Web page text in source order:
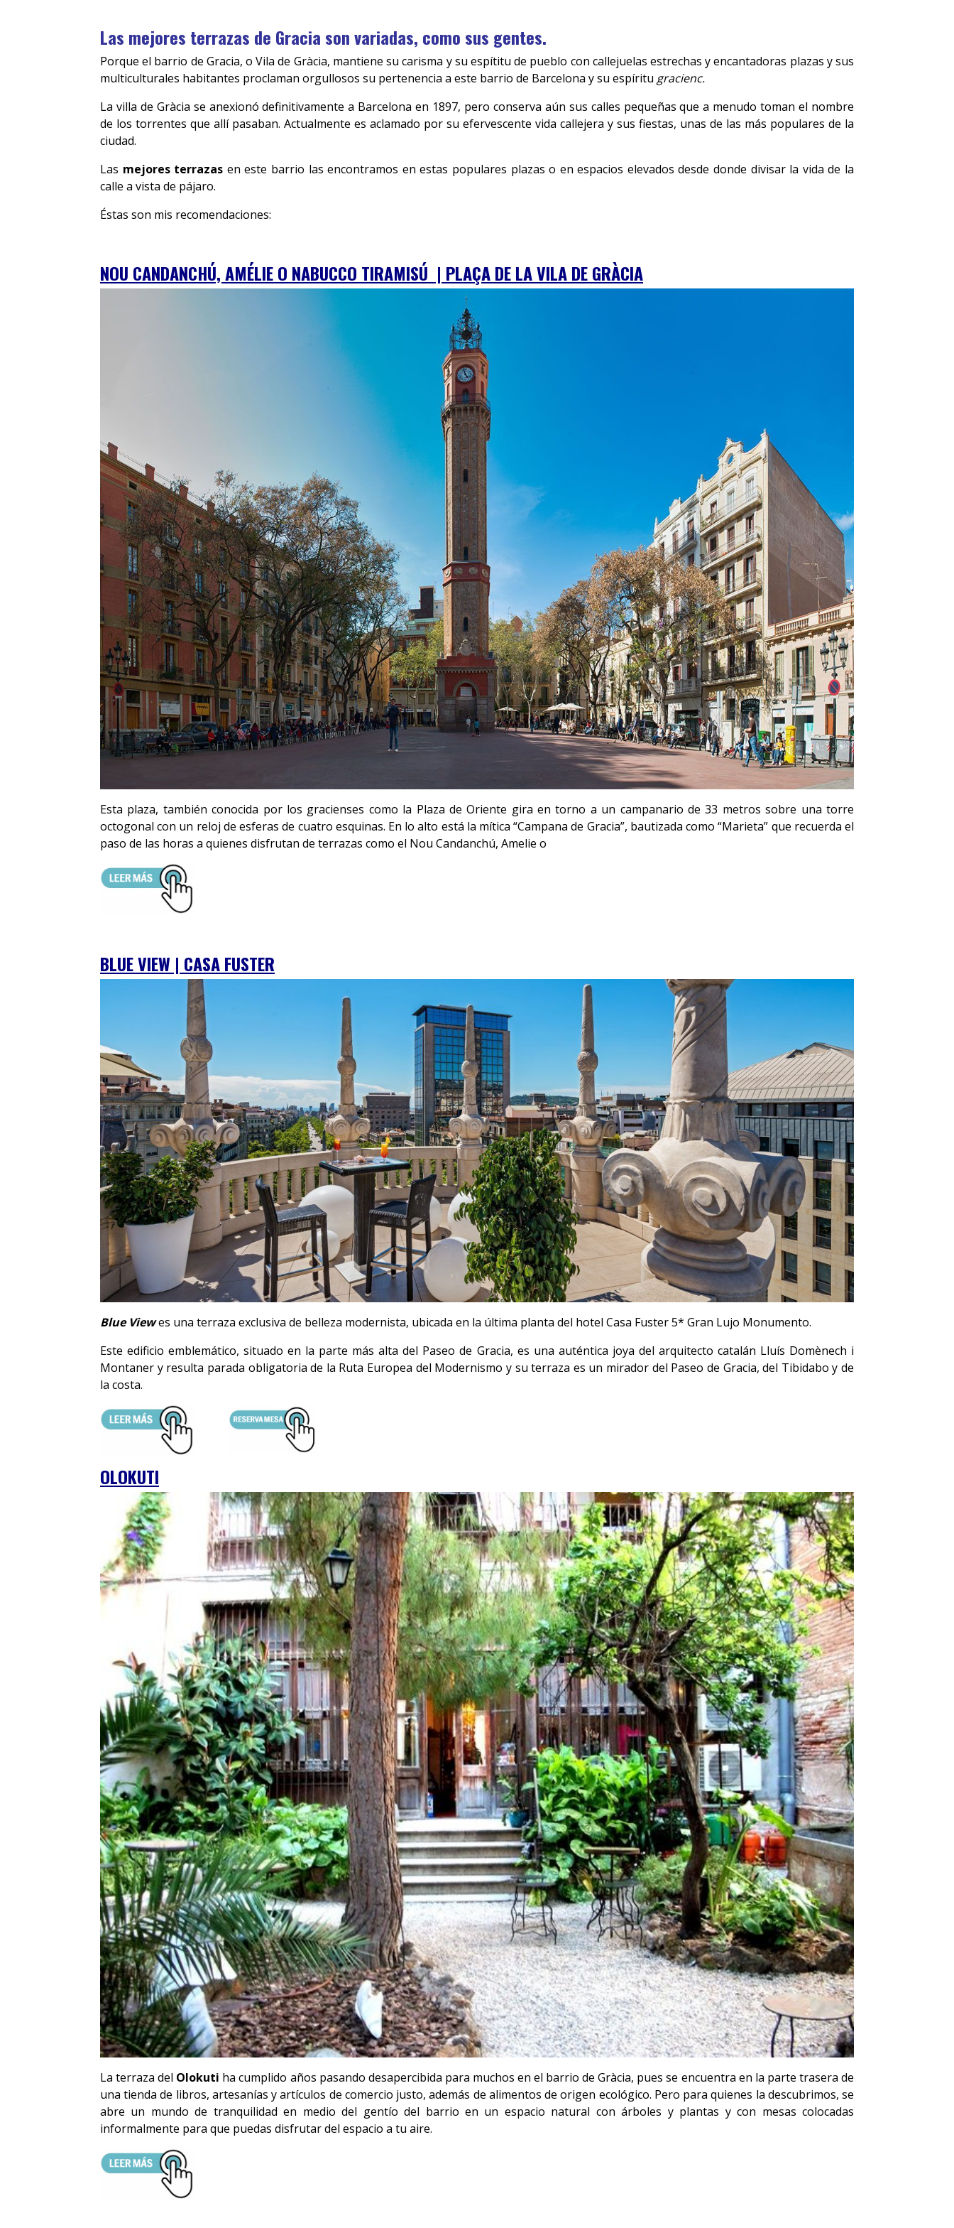
Las mejores terrazas de Gracia son variadas, como sus gentes.
Porque el barrio de Gracia, o Vila de Gràcia, mantiene su carisma y su espítitu de pueblo con callejuelas estrechas y encantadoras plazas y sus
multiculturales habitantes proclaman orgullosos su pertenencia a este barrio de Barcelona y su espíritu gracienc.
La villa de Gràcia se anexionó definitivamente a Barcelona en 1897, pero conserva aún sus calles pequeñas que a menudo toman el nombre
de los torrentes que allí pasaban. Actualmente es aclamado por su efervescente vida callejera y sus fiestas, unas de las más populares de la
ciudad.
Las mejores terrazas en este barrio las encontramos en estas populares plazas o en espacios elevados desde donde divisar la vida de la
calle a vista de pájaro.
Éstas son mis recomendaciones:
NOU CANDANCHÚ, AMÉLIE O NABUCCO TIRAMISÚ | PLAÇA DE LA VILA DE GRÀCIA
Esta plaza, también conocida por los gracienses como la Plaza de Oriente gira en torno a un campanario de 33 metros sobre una torre
octogonal con un reloj de esferas de cuatro esquinas. En lo alto está la mítica “Campana de Gracia”, bautizada como “Marieta” que recuerda el
paso de las horas a quienes disfrutan de terrazas como el Nou Candanchú, Amelie o
BLUE VIEW | CASA FUSTER
Blue Viewes una terraza exclusiva de belleza modernista, ubicada en la última planta del hotel Casa Fuster 5* Gran Lujo Monumento.
Este edificio emblemático, situado en la parte más alta del Paseo de Gracia, es una auténtica joya del arquitecto catalán Lluís Domènech i
Montaner y resulta parada obligatoria de la Ruta Europea del Modernismo y su terraza es un mirador del Paseo de Gracia, del Tibidabo y de
la costa.
OLOKUTI
La terraza del Olokuti ha cumplido años pasando desapercibida para muchos en el barrio de Gràcia, pues se encuentra en la parte trasera de
una tienda de libros, artesanías y artículos de comercio justo, además de alimentos de origen ecológico. Pero para quienes la descubrimos, se
abre un mundo de tranquilidad en medio del gentío del barrio en un espacio natural con árboles y plantas y con mesas colocadas
informalmente para que puedas disfrutar del espacio a tu aire.